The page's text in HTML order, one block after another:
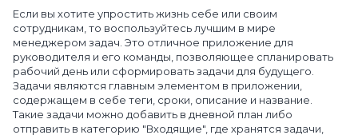
Если вы хотите упростить жизнь себе или своим
сотрудникам, то воспользуйтесь лучшим в мире
менеджером задач. Это отличное приложение для
руководителя и его команды, позволяющее спланировать
рабочий день или сформировать задачи для будущего.
Задачи являются главным элементом в приложении,
содержащем в себе теги, сроки, описание и название.
Такие задачи можно добавить в дневной план либо
отправить в категорию "Входящие", где хранятся задачи,